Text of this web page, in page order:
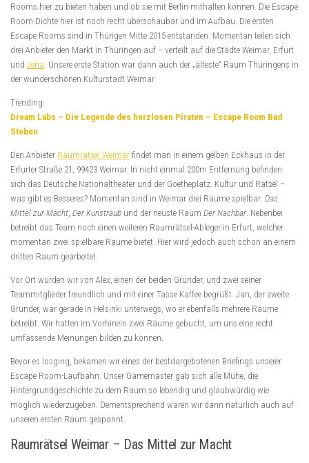
Rooms hier zu bieten haben und ob sie mit Berlin mithalten können. Die Escape
Room-Dichte hier ist noch recht überschaubar und im Aufbau. Die ersten
Escape Rooms sind in Thürigen Mitte 2015 entstanden. Momentan teilen sich
drei Anbieter den Markt in Thüringen auf – verteilt auf die Städte Weimar, Erfurt
und Jena . Unsere erste Station war dann auch der „älteste“ Raum Thüringens in
der wunderschönen Kulturstadt Weimar.
Trending:
Dream Labs – Die Legende des herzlosen Piraten – Escape Room Bad
Steben
Den Anbieter Raumrätsel Weimar findet man in einem gelben Eckhaus in der
Erfurter Straße 21, 99423 Weimar. In nicht einmal 200m Entfernung befinden
sich das Deutsche Nationaltheater und der Goetheplatz. Kultur und Rätsel –
was gibt es Besseres? Momentan sind in Weimar drei Räume spielbar: Das
Mittel zur Macht, Der Kunstraub und der neuste Raum Der Nachbar. Nebenbei
betreibt das Team noch einen weiteren Raumrätsel-Ableger in Erfurt, welcher
momentan zwei spielbare Räume bietet. Hier wird jedoch auch schon an einem
dritten Raum gearbeitet.
Vor Ort wurden wir von Alex, einen der beiden Gründer, und zwei seiner
Teammitglieder freundlich und mit einer Tasse Kaffee begrüßt. Jan, der zweite
Gründer, war gerade in Helsinki unterwegs, wo er ebenfalls mehrere Räume
betreibt. Wir hatten im Vorhinein zwei Räume gebucht, um uns eine recht
umfassende Meinungen bilden zu können.
Bevor es losging, bekamen wir eines der bestdargebotenen Briefings unserer
Escape Room-Laufbahn. Unser Gamemaster gab sich alle Mühe, die
Hintergrundgeschichte zu dem Raum so lebendig und glaubwürdig wie
möglich wiederzugeben. Dementsprechend waren wir dann natürlich auch auf
unseren ersten Raum gespannt.
Raumrätsel Weimar – Das Mittel zur Macht